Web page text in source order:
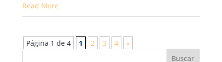
Read More
Página 1 de 4 1 2 3 4 »